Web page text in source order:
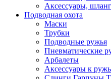
Аксессуары,
Подводная охота
Маски
Трубки
Подводные ружья
Пневматические
Арбалеты
Аксессуары к